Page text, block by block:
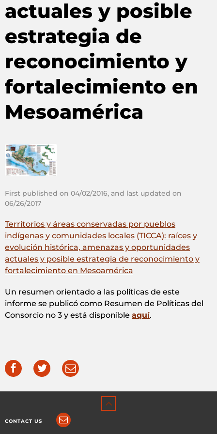
actuales y posible
estrategia de
reconocimiento y
fortalecimiento en
Mesoamérica
First published on 04/02/2016, and last updated on
06/26/2017
Territorios y áreas conservadas por pueblos
indígenas y comunidades locales (TICCA): raíces y
evolución histórica, amenazas y oportunidades
actuales y posible estrategia de reconocimiento y
fortalecimiento en Mesoamérica
Un resumen orientado a las políticas de este
informe se publicó como Resumen de Políticas del
Consorcio no 3 y está disponible aquí.
CONTACT US